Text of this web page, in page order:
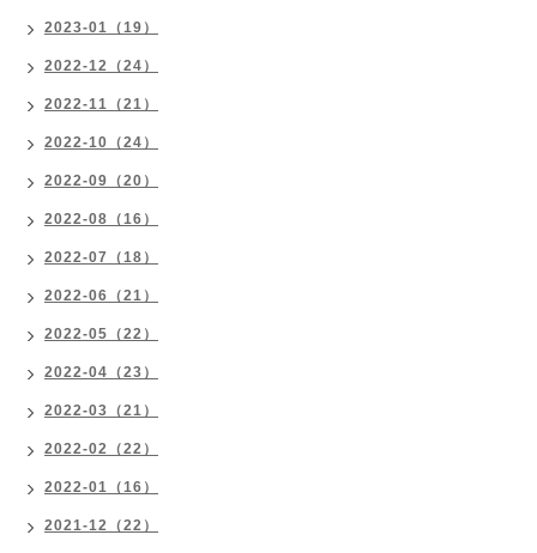
2023-01（19）
2022-12（24）
2022-11（21）
2022-10（24）
2022-09（20）
2022-08（16）
2022-07（18）
2022-06（21）
2022-05（22）
2022-04（23）
2022-03（21）
2022-02（22）
2022-01（16）
2021-12（22）